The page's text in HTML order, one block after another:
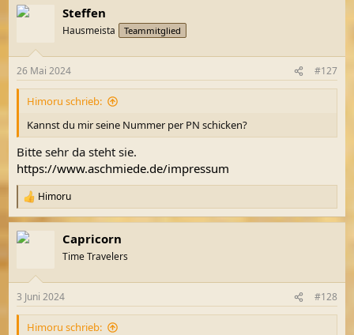
Steffen
Hausmeista Teammitglied
26 Mai 2024 #127
Himoru schrieb:
Kannst du mir seine Nummer per PN schicken?
Bitte sehr da steht sie.
https://www.aschmiede.de/impressum
R
e
a
k
e
n
Himoru
Capricorn
Time Travelers
3 Juni 2024 #128
Himoru schrieb: